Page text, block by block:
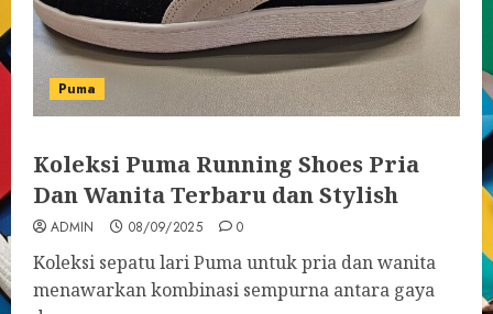
Puma
Koleksi Puma Running Shoes Pria
Dan Wanita Terbaru dan Stylish
ADMIN 08/09/2025 0
Koleksi sepatu lari Puma untuk pria dan wanita
menawarkan kombinasi sempurna antara gaya